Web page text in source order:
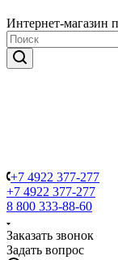
Интернет-магазин
+7 4922 377-277
+7 4922 377-277
8 800 333-88-60
Заказать звонок
Задать вопрос